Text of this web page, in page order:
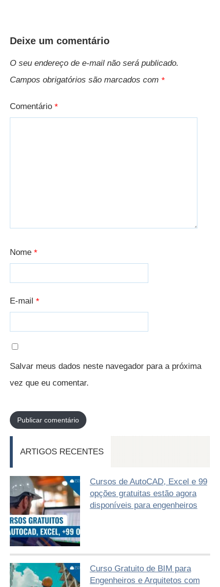
Deixe um comentário
O seu endereço de e-mail não será publicado.
Campos obrigatórios são marcados com *
Comentário *
Nome *
E-mail *
Salvar meus dados neste navegador para a próxima
vez que eu comentar.
ARTIGOS RECENTES
Cursos de AutoCAD, Excel e 99
opções gratuitas estão agora
disponíveis para engenheiros
Curso Gratuito de BIM para
Engenheiros e Arquitetos com